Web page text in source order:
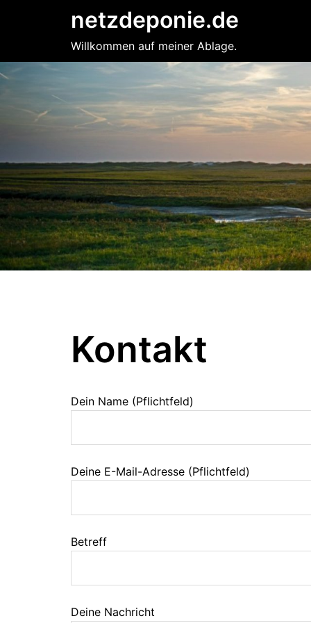
netzdeponie.de
Willkommen auf meiner Ablage.
Kontakt
Dein Name (Pflichtfeld)
Deine E-Mail-Adresse (Pflichtfeld)
Betreff
Deine Nachricht